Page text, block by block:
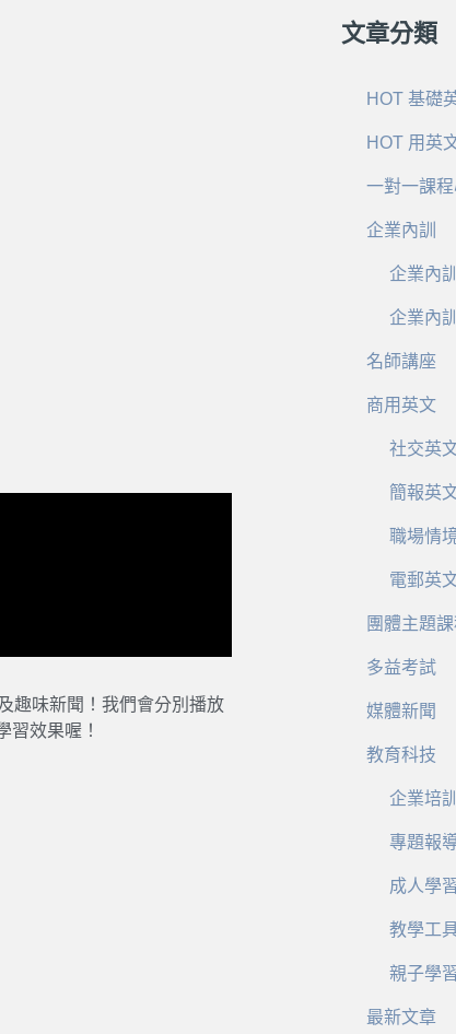
趣味新聞！我們會分別播放
習效果喔！
文章分類
HOT 基礎
HOT 用英
一對一課
企業內訓
企業內
企業內
名師講座
商用英文
社交英
簡報英
職場情
電郵英
團體主題
多益考試
媒體新聞
教育科技
企業培
專題報
成人學
教學工
親子學
最新文章